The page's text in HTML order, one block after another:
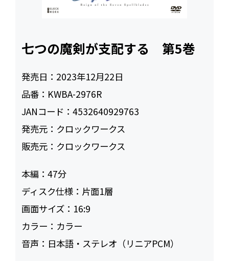
七つの魔剣が支配する 第5巻
発売日： 2023年12月22日
品番： KWBA-2976R
JANコード：4532640929763
発売元： クロックワークス
販売元： クロックワークス
本編：47
ディスク仕様： 片面1層
画面サイズ： 16:9
カラー： カラー
音声： 日本語・ステレオ（リニアPCM）